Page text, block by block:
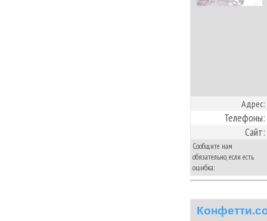
Адрес:
Телефоны:
Сайт:
Сообщите нам
обязательно, если есть
ошибка: